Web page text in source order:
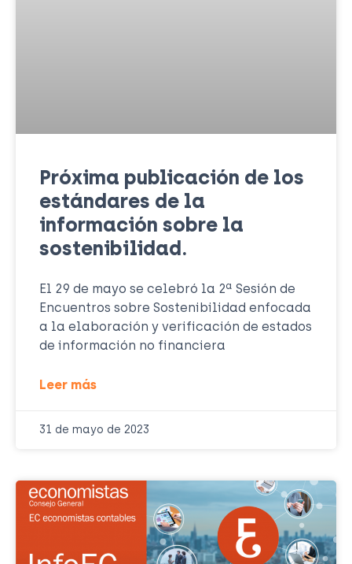
Próxima publicación de los
estándares de la
información sobre la
sostenibilidad.
El 29 de mayo se celebró la 2ª Sesión de
Encuentros sobre Sostenibilidad enfocada
a la elaboración y verificación de estados
de información no financiera
Leer más
31 de mayo de 2023